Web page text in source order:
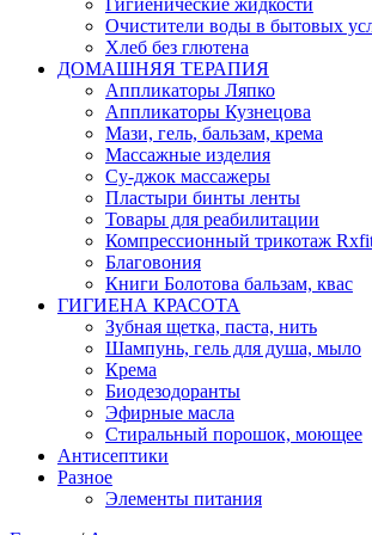
Гигиенические жидкости
Очистители воды в бытовых
Хлеб без глютена
ДОМАШНЯЯ ТЕРАПИЯ
Аппликаторы Ляпко
Аппликаторы Кузнецова
Мази, гель, бальзам, крема
Массажные изделия
Су-джок массажеры
Пластыри бинты ленты
Товары для реабилитации
Компрессионный трикотаж
Благовония
Книги Болотова бальзам, квас
ГИГИЕНА КРАСОТА
Зубная щетка, паста, нить
Шампунь, гель для душа, мыло
Крема
Биодезодоранты
Эфирные масла
Стиральный порошок, моющее
Антисептики
Разное
Элементы питания